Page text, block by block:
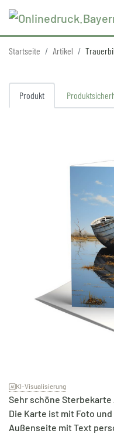
Startseite Artikel
Produkt
KI-Visualisierung
Sehr schöne
Die Karte ist mit Foto
Außenseite mit Text